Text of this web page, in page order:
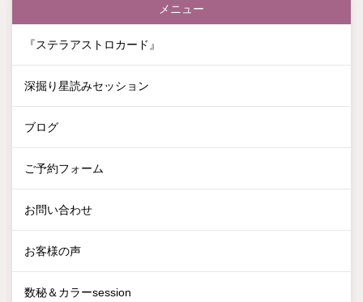
メニュー
『ステラアストロカード』
深掘り星読みセッション
ブログ
ご予約フォーム
お問い合わせ
お客様の声
数秘＆カラーsession